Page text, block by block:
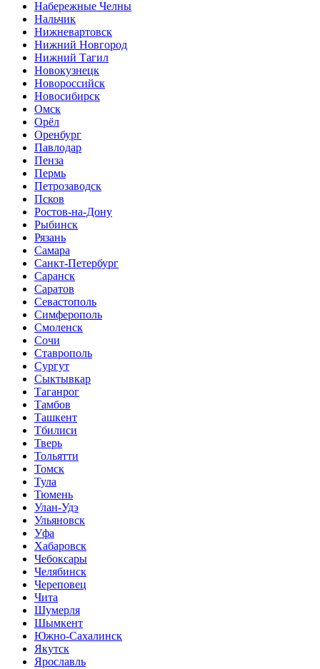
Набережные Челны
Нальчик
Нижневартовск
Нижний Новгород
Нижний Тагил
Новокузнецк
Новороссийск
Новосибирск
Омск
Орёл
Оренбург
Павлодар
Пенза
Пермь
Петрозаводск
Псков
Ростов-на-Дону
Рыбинск
Рязань
Самара
Санкт-Петербург
Саранск
Саратов
Севастополь
Симферополь
Смоленск
Сочи
Ставрополь
Сургут
Сыктывкар
Таганрог
Тамбов
Ташкент
Тбилиси
Тверь
Тольятти
Томск
Тула
Тюмень
Улан-Удэ
Ульяновск
Уфа
Хабаровск
Чебоксары
Челябинск
Череповец
Чита
Шумерля
Шымкент
Южно-Сахалинск
Якутск
Ярославль